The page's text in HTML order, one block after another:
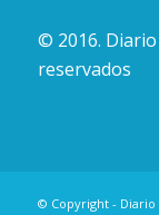
© 2016.
reservados
© Copyright - Diario